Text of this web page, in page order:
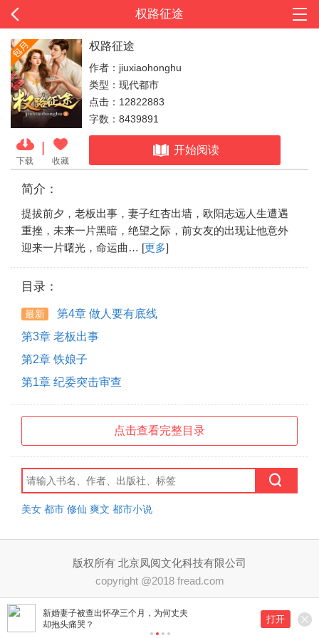
新婚妻子被查出怀孕三个月，为何丈夫
却抱头痛哭？
打开
权路征途
下载 收藏
权路征途
作者：jiuxiaohonghu
类型：现代都市
点击：12822883
字数：8439891
开始阅读
简介：
提拔前夕，老板出事，妻子红杏出墙，欧阳志远人生遭遇
重挫，未来一片黑暗，绝望之际，前女友的出现让他意外
迎来一片曙光，命运曲… [更多]
目录：
最新
第4章 做人要有底线
第3章 老板出事
第2章 铁娘子
第1章 纪委突击审查
点击查看完整目录
美女 都市 修仙 爽文 都市小说
版权所有 北京凤阅文化科技有限公司
copyright @2018 fread.com